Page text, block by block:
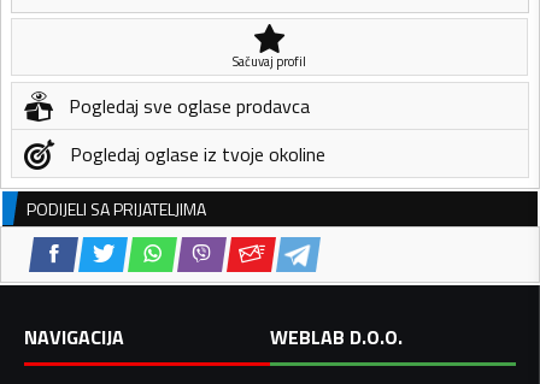
Sačuvaj profil
Pogledaj sve oglase prodavca
Pogledaj oglase iz tvoje okoline
PODIJELI SA PRIJATELJIMA
NAVIGACIJA
WEBLAB D.O.O.